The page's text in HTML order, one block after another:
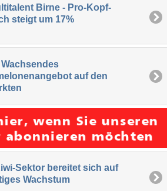
Birne - Pro-Kopf-
steigt um 17%
auf den
Sektor bereitet sich auf
Wachstum